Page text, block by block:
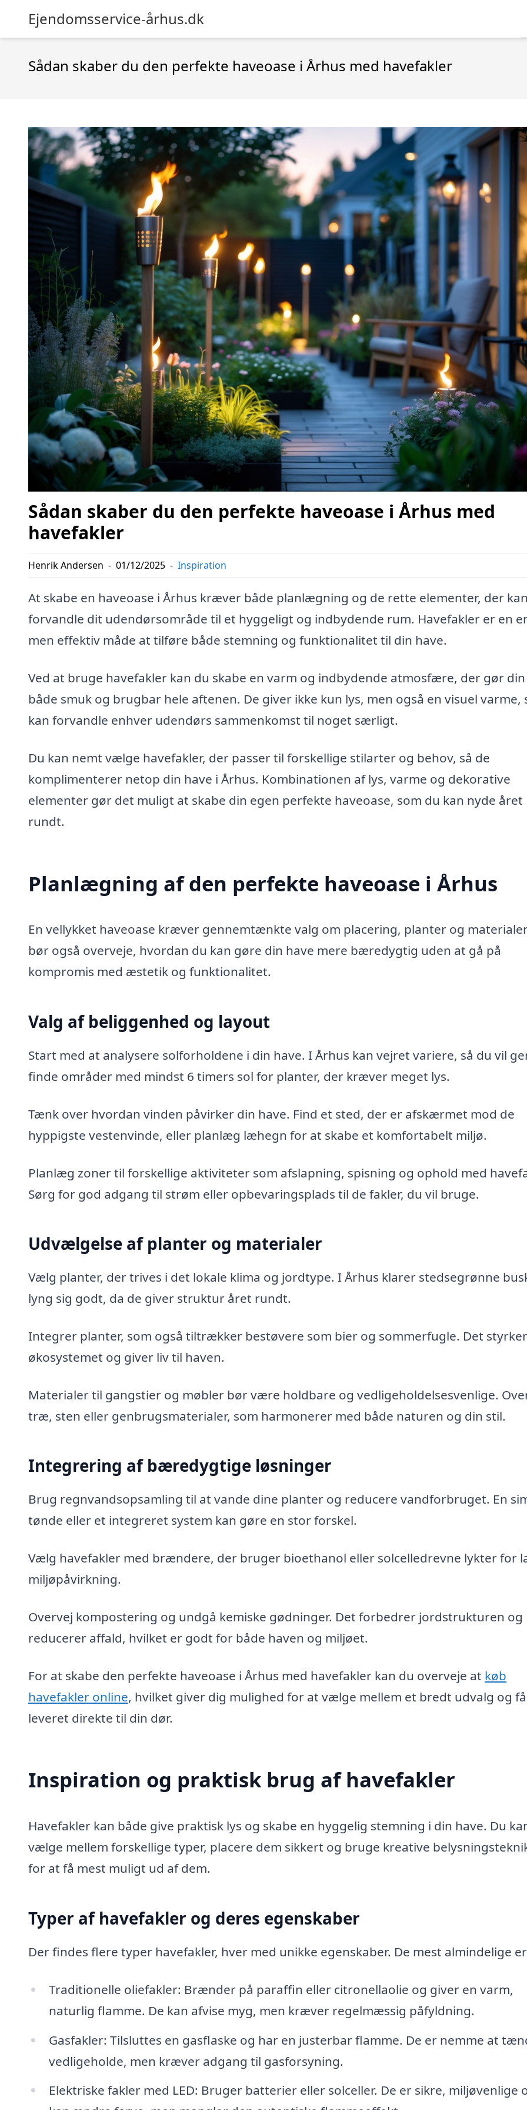
Ejendomsservice-århus.dk
Sådan skaber du den perfekte haveoase i Århus med havefakler
Sådan skaber du den perfekte haveoase i Århus med
havefakler
Henrik Andersen - 01/12/2025 - Inspiration
At skabe en haveoase i Århus kræver både planlægning og de rette elementer, der
forvandle dit udendørsområde til et hyggeligt og indbydende rum. Havefakler er en
men effektiv måde at tilføre både stemning og funktionalitet til din have.
Ved at bruge havefakler kan du skabe en varm og indbydende atmosfære, der gør
både smuk og brugbar hele aftenen. De giver ikke kun lys, men også en visuel varme,
kan forvandle enhver udendørs sammenkomst til noget særligt.
Du kan nemt vælge havefakler, der passer til forskellige stilarter og behov, så de
komplimenterer netop din have i Århus. Kombinationen af lys, varme og dekorative
elementer gør det muligt at skabe din egen perfekte haveoase, som du kan nyde året
rundt.
Planlægning af den perfekte haveoase i Århus
En vellykket haveoase kræver gennemtænkte valg om placering, planter og
bør også overveje, hvordan du kan gøre din have mere bæredygtig uden at gå på
kompromis med æstetik og funktionalitet.
Valg af beliggenhed og layout
Start med at analysere solforholdene i din have. I Århus kan vejret variere, så du vil
finde områder med mindst 6 timers sol for planter, der kræver meget lys.
Tænk over hvordan vinden påvirker din have. Find et sted, der er afskærmet mod de
hyppigste vestenvinde, eller planlæg læhegn for at skabe et komfortabelt miljø.
Planlæg zoner til forskellige aktiviteter som afslapning, spisning og ophold med
Sørg for god adgang til strøm eller opbevaringsplads til de fakler, du vil bruge.
Udvælgelse af planter og materialer
Vælg planter, der trives i det lokale klima og jordtype. I Århus klarer stedsegrønne
lyng sig godt, da de giver struktur året rundt.
Integrer planter, som også tiltrækker bestøvere som bier og sommerfugle. Det styrker
økosystemet og giver liv til haven.
Materialer til gangstier og møbler bør være holdbare og vedligeholdelsesvenlige.
træ, sten eller genbrugsmaterialer, som harmonerer med både naturen og din stil.
Integrering af bæredygtige løsninger
Brug regnvandsopsamling til at vande dine planter og reducere vandforbruget. En
tønde eller et integreret system kan gøre en stor forskel.
Vælg havefakler med brændere, der bruger bioethanol eller solcelledrevne lykter for
miljøpåvirkning.
Overvej kompostering og undgå kemiske gødninger. Det forbedrer jordstrukturen og
reducerer affald, hvilket er godt for både haven og miljøet.
For at skabe den perfekte haveoase i Århus med havefakler kan du overveje at køb
havefakler online, hvilket giver dig mulighed for at vælge mellem et bredt udvalg og
leveret direkte til din dør.
Inspiration og praktisk brug af havefakler
Havefakler kan både give praktisk lys og skabe en hyggelig stemning i din have. Du
vælge mellem forskellige typer, placere dem sikkert og bruge kreative
for at få mest muligt ud af dem.
Typer af havefakler og deres egenskaber
Der findes flere typer havefakler, hver med unikke egenskaber. De mest almindelige
Traditionelle oliefakler: Brænder på paraffin eller citronellaolie og giver en varm,
naturlig flamme. De kan afvise myg, men kræver regelmæssig påfyldning.
Gasfakler: Tilsluttes en gasflaske og har en justerbar flamme. De er nemme at
vedligeholde, men kræver adgang til gasforsyning.
Elektriske fakler med LED: Bruger batterier eller solceller. De er sikre, miljøvenlige